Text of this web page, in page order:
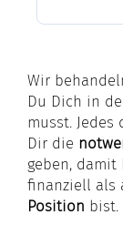
Wir
Du Dich in
musst.
Dir die
geben, damit
finanziell als
Position bist.